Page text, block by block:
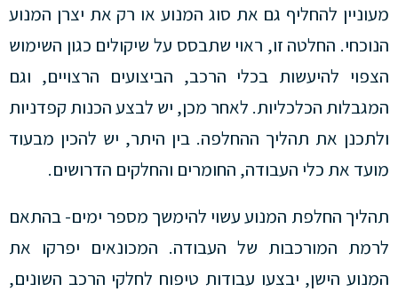
מעוניין להחליף גם את סוג המנוע או רק את יצרן המנוע
הנוכחי. החלטה זו, ראוי שתבסס על שיקולים כגון השימוש
הצפוי להיעשות בכלי הרכב, הביצועים הרצויים, וגם
המגבלות הכלכליות. לאחר מכן, יש לבצע הכנות קפדניות
ולתכנן את תהליך ההחלפה. בין היתר, יש להכין מבעוד
מועד את כלי העבודה, החומרים והחלקים הדרושים.
תהליך החלפת המנוע עשוי להימשך מספר ימים- בהתאם
לרמת המורכבות של העבודה. המכונאים יפרקו את
המנוע הישן, יבצעו עבודות טיפוח לחלקי הרכב השונים,